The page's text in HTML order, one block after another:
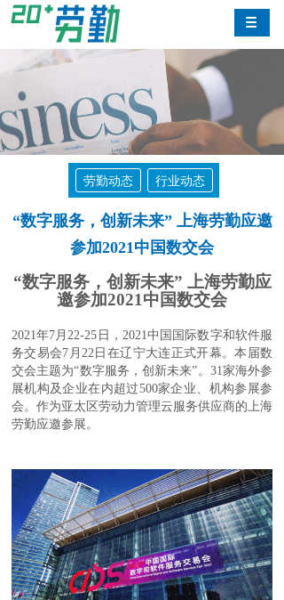
劳勤动态 行业动态
“数字服务，创新未来” 上海劳勤应邀
参加2021中国数交会
“数字服务，创新未来” 上海劳勤应
邀参加2021中国数交会
2021年7月22-25 日 ， 2021中国国际数字和软件服
务交易会7月22日在辽宁大连正式开幕。本届数
交会主题为“数字服务，创新未来”。31家海外参
展机构及企业在内超过500家企业、机构参展参
会。 作为亚太区劳动力管理云服务供应商的上海
劳勤应邀参展。